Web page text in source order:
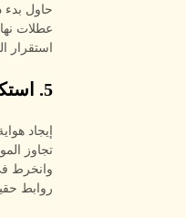
عطلات
استقرار
5. استكشف المواضيع المشتركة بعمق
إيجاد
تجاوز
وانخرط
روابط